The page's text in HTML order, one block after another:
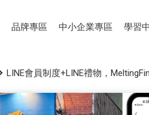
品牌專區 中小企業專區 學習
LINE會員制度+LINE禮物，